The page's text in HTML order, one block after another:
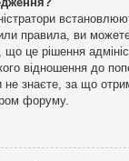
правила, ви
це рішення
відношення до
знаєте, за що
форуму.